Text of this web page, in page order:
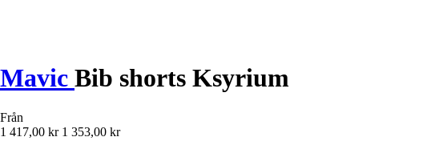
Mavic Bib shorts Ksyrium
Från
1 417,00 kr 1 353,00 kr